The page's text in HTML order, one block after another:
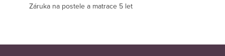
Záruka na postele a matrace 5 let